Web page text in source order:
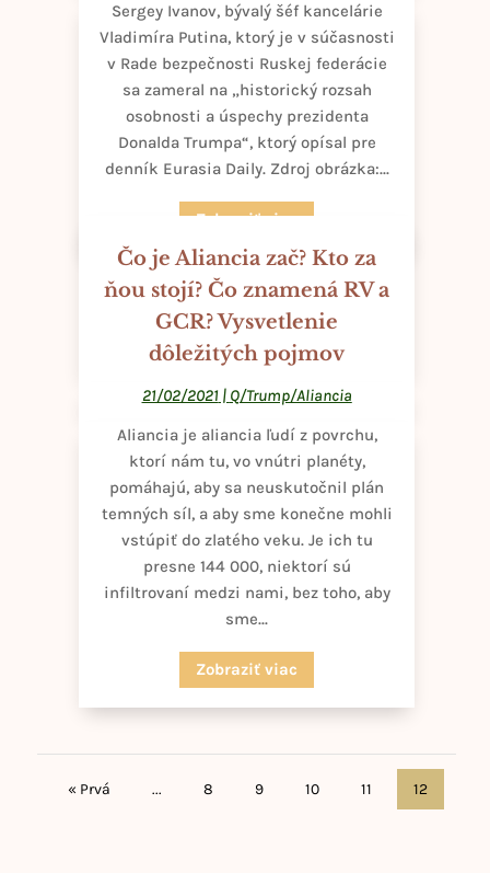
Sergey Ivanov, bývalý šéf kancelárie
Vladimíra Putina, ktorý je v súčasnosti
v Rade bezpečnosti Ruskej federácie
sa zameral na „historický rozsah
osobnosti a úspechy prezidenta
Donalda Trumpa“, ktorý opísal pre
denník Eurasia Daily. Zdroj obrázka:...
Zobraziť viac
Čo je Aliancia zač? Kto za
ňou stojí? Čo znamená RV a
GCR? Vysvetlenie
dôležitých pojmov
21/02/2021| Q/Trump/Aliancia
Aliancia je aliancia ľudí z povrchu,
ktorí nám tu, vo vnútri planéty,
pomáhajú, aby sa neuskutočnil plán
temných síl, a aby sme konečne mohli
vstúpiť do zlatého veku. Je ich tu
presne 144 000, niektorí sú
infiltrovaní medzi nami, bez toho, aby
sme...
Zobraziť viac
« Prvá ... 8 9 10 11 12